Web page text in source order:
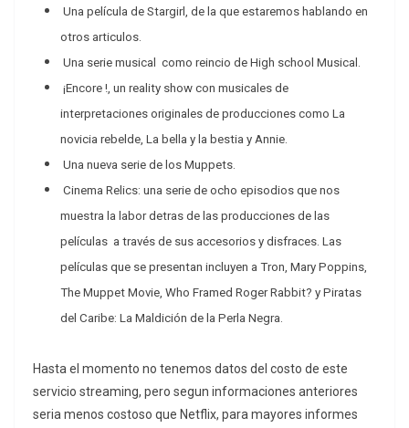
Una película de Stargirl, de la que estaremos hablando en
otros articulos.
Una serie musical como reincio de High school Musical.
¡Encore !, un reality show con musicales de
interpretaciones originales de producciones como La
novicia rebelde, La bella y la bestia y Annie.
Una nueva serie de los Muppets.
Cinema Relics: una serie de ocho episodios que nos
muestra la labor detras de las producciones de las
películas a través de sus accesorios y disfraces. Las
películas que se presentan incluyen a Tron, Mary Poppins,
The Muppet Movie, Who Framed Roger Rabbit? y Piratas
del Caribe: La Maldición de la Perla Negra.
Hasta el momento no tenemos datos del costo de este
servicio streaming, pero segun informaciones anteriores
seria menos costoso que Netflix, para mayores informes